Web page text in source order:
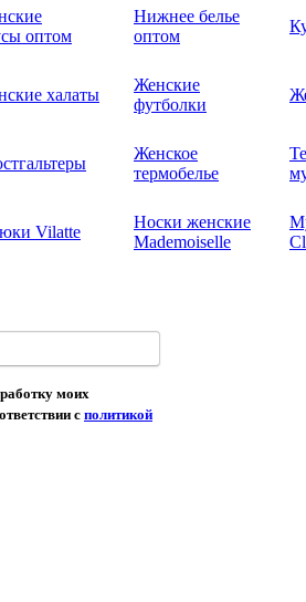
оптом
Нижнее белье
оптом
халаты
Женские
футболки
Женское
термобелье
Vilatte
Носки женские
Mademoiselle
моих
с политикой